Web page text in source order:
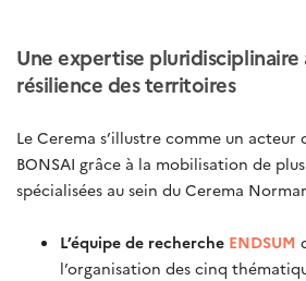
Une expertise pluridisciplinaire
résilience des territoires
Le Cerema s’illustre comme un
BONSAI grâce à la mobilisation de
spécialisées au sein du Cerema
L’équipe de recherche ENDSUM
l’organisation des cinq